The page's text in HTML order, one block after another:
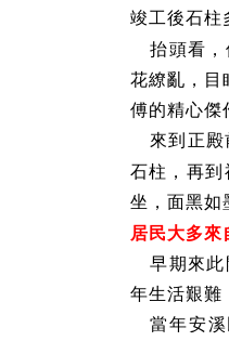
竣工後石柱
抬頭看
花繚亂，目
傅的精心傑
來到正
石柱，再
坐，面黑
居民大多來
早期來
年生活艱難
當年安